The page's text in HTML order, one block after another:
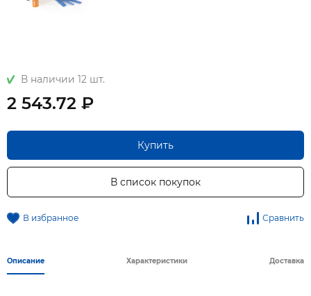
В наличии 12 шт.
2 543.72 ₽
Купить
В список покупок
В избранное Сравнить
Описание Характеристики Доставка